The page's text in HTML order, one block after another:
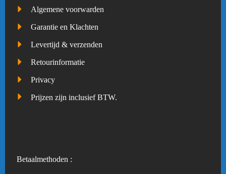
Algemene voorwarden
Garantie en Klachten
Levertijd & verzenden
Retourinformatie
Privacy
Prijzen zijn inclusief BTW.
Betaalmethoden :